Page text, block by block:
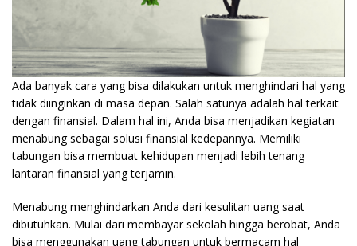
Ada banyak cara yang bisa dilakukan untuk menghindari hal yang
tidak diinginkan di masa depan. Salah satunya adalah hal terkait
dengan finansial. Dalam hal ini, Anda bisa menjadikan kegiatan
menabung sebagai solusi finansial kedepannya. Memiliki
tabungan bisa membuat kehidupan menjadi lebih tenang
lantaran finansial yang terjamin.
Menabung menghindarkan Anda dari kesulitan uang saat
dibutuhkan. Mulai dari membayar sekolah hingga berobat, Anda
bisa menggunakan uang tabungan untuk bermacam hal